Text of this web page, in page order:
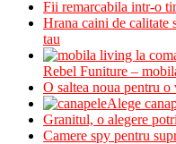
Fii remarcabila intr-o
Hrana caini de calitate
tau
Rebel Funiture –
O saltea noua pentru o
Alege
Granitul, o alegere
Camere spy pentru